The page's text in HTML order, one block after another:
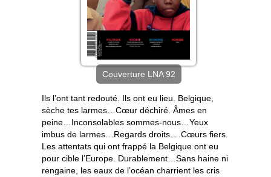
Couverture LNA 92
Ils l’ont tant redouté. Ils ont eu lieu. Belgique,
sèche tes larmes…Cœur déchiré. Âmes en
peine…Inconsolables sommes-nous…Yeux
imbus de larmes…Regards droits….Cœurs fiers.
Les attentats qui ont frappé la Belgique ont eu
pour cible l’Europe. Durablement…Sans haine ni
rengaine, les eaux de l’océan charrient les cris